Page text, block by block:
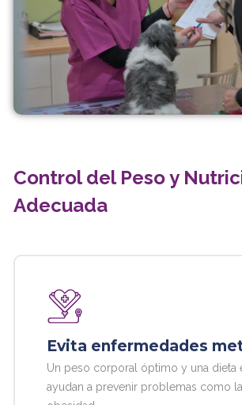
Control del Peso y
Adecuada
Evita enfermedades
Un peso corporal óptimo y una dieta
ayudan a prevenir problemas como